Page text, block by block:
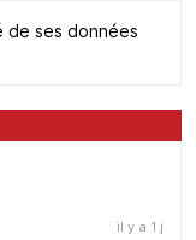
de ses données
il y a 1 j